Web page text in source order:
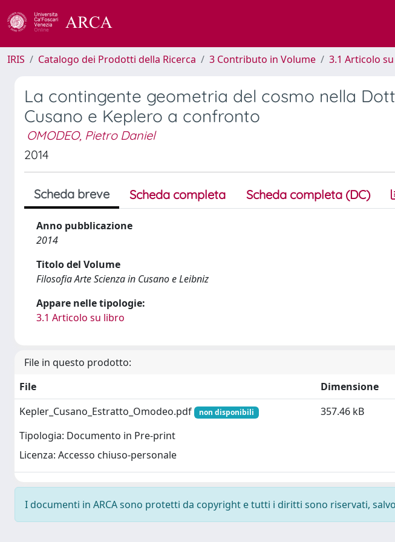
IRIS Catalogo dei Prodotti della Ricerca 3 Contributo in Volume 3.1 Articolo
La contingente geometria del cosmo nella
Cusano e Keplero a confronto
OMODEO, Pietro Daniel
2014
Scheda breve Scheda completa Scheda completa (DC)
Anno pubblicazione
2014
Titolo del Volume
Filosofia Arte Scienza in Cusano e Leibniz
Appare nelle tipologie:
3.1 Articolo su libro
File in questo prodotto:
File
Dimensione
Kepler_Cusano_Estratto_Omodeo.pdf
non disponibili
Tipologia: Documento in Pre-print
Licenza: Accesso chiuso-personale
357.46 kB
I documenti in ARCA sono protetti da copyright e tutti i diritti sono riservati,